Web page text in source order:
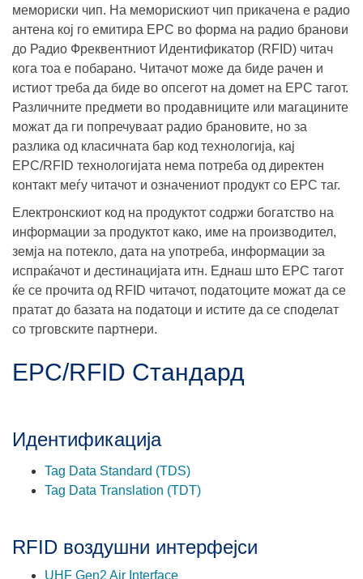
мемориски чип. На меморискиот чип прикачена е радио
антена кој го емитира EPC во форма на радио бранови
до Радио Фреквентниот Идентификатор (RFID) читач
кога тоа е побарано. Читачот може да биде рачен и
истиот треба да биде во опсегот на домет на EPC тагот.
Различните предмети во продавниците или магацините
можат да ги попречуваат радио брановите, но за
разлика од класичната бар код технологија, кај
EPC/RFID технологијата нема потреба од директен
контакт меѓу читачот и означениот продукт со EPC таг.
Електронскиот код на продуктот содржи богатство на
информации за продуктот како, име на производител,
земја на потекло, дата на употреба, информации за
испраќачот и дестинацијата итн. Еднаш што EPC тагот
ќе се прочита од RFID читачот, податоците можат да се
пратат до базата на податоци и истите да се споделат
со трговските партнери.
EPC/RFID Стандард
Идентификација
Tag Data Standard (TDS)
Tag Data Translation (TDT)
RFID воздушни интерфејси
UHF Gen2 Air Interface